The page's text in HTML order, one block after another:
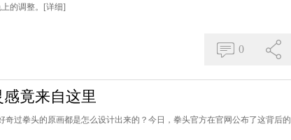
的调整。 [详细]
0
竟来自这里
过拳头的原画都是怎么设计出来的？今日，拳头官方在官网公布了这背后的